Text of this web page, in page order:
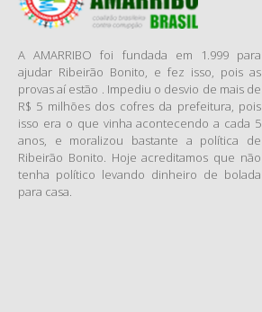
A AMARRIBO foi fundada em 1.999 para
ajudar Ribeirão Bonito, e fez isso, pois as
provas aí estão . Impediu o desvio de mais de
R$ 5 milhões dos cofres da prefeitura, pois
isso era o que vinha acontecendo a cada 5
anos, e moralizou bastante a política de
Ribeirão Bonito. Hoje acreditamos que não
tenha político levando dinheiro de bolada
para casa.